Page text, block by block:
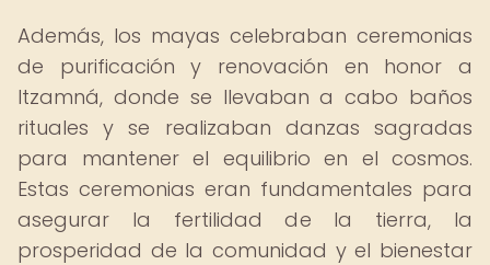
Además, los mayas celebraban ceremonias
de purificación y renovación en honor a
Itzamná, donde se llevaban a cabo baños
rituales y se realizaban danzas sagradas
para mantener el equilibrio en el cosmos.
Estas ceremonias eran fundamentales para
asegurar la fertilidad de la tierra, la
prosperidad de la comunidad y el bienestar